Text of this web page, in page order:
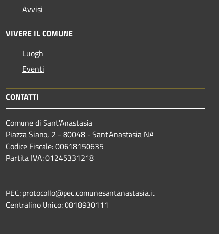
Avvisi
VIVERE IL COMUNE
Luoghi
Eventi
CONTATTI
Comune di Sant'Anastasia
Piazza Siano, 2 - 80048 - Sant'Anastasia NA
Codice Fiscale: 00618150635
Partita IVA: 01245331218
PEC: protocollo@pec.comunesantanastasia.it
Centralino Unico: 0818930111